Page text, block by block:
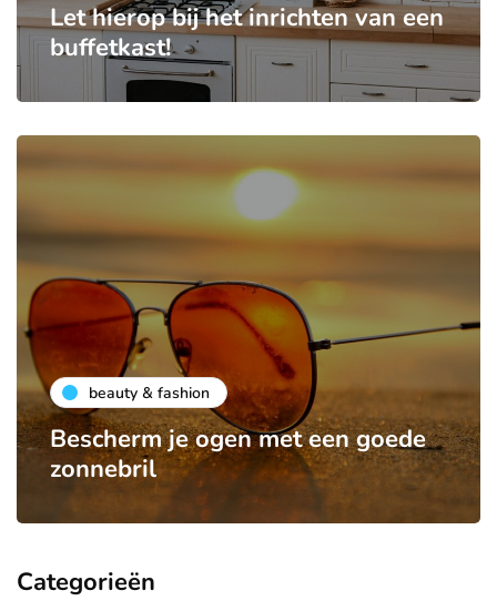
Let hierop bij het inrichten van een
buffetkast!
beauty & fashion
Bescherm je ogen met een goede
zonnebril
Categorieën